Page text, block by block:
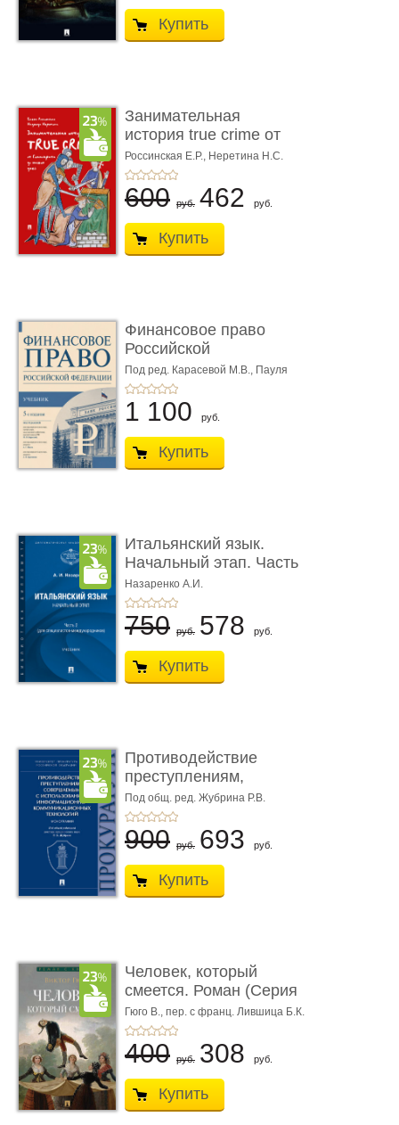
Купить
Занимательная
история true crime от
Гиппократа до � ...
Россинская Е.Р., Неретина Н.С.
600 руб. 462 руб.
Купить
Финансовое право
Российской
Федерации. 5-е изд�
...
Под ред. Карасевой М.В., Пауля
А.Г., Красюкова А.В.
1 100 руб.
Купить
Итальянский язык.
Начальный этап. Часть
2. Учеб� ...
Назаренко А.И.
750 руб. 578 руб.
Купить
Противодействие
преступлениям,
совершаемым с ...
Под общ. ред. Жубрина Р.В.
900 руб. 693 руб.
Купить
Человек, который
смеется. Роман (Серия
«Роман с ...
Гюго В., пер. с франц. Лившица Б.К.
400 руб. 308 руб.
Купить